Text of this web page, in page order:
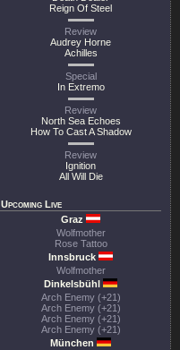
Reign Of Steel
Review
Audrey Horne
Achilles
Special
In Extremo
Review
North Sea Echoes
How To Cast A Shadow
Review
Ignition
All Will Die
Upcoming Live
Graz
Wolfmother
Rose Tattoo
Innsbruck
Wolfmother
Dinkelsbühl
Arch Enemy (+21)
Arch Enemy (+21)
Arch Enemy (+21)
Arch Enemy (+21)
München